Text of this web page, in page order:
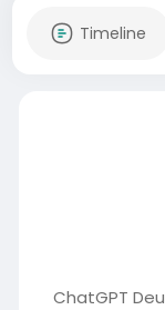
Timeline
ChatGPT